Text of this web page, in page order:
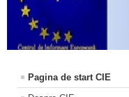
Pagina de start CIE